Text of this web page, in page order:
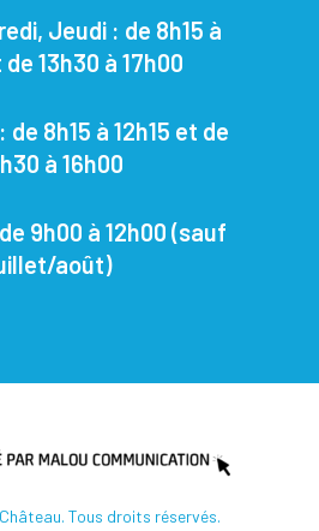
Jeudi : de 8h15 à
de 13h30 à 17h00
8h15 à 12h15 et de
à 16h00
9h00 à 12h00 (sauf
août)
Tous droits réservés.